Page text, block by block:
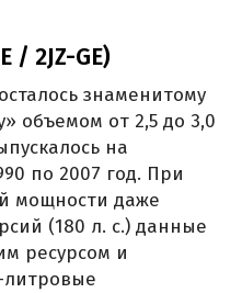
/ 2JZ-GE)
знаменитому
объемом от 2,5 до 3,0
на
по 2007 год. При
мощности даже
(180 л. с.) данные
ресурсом и
литровые